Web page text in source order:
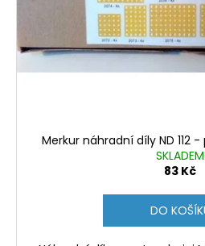
Merkur náhradní díly ND 112
SKLADEM
83 Kč
DO